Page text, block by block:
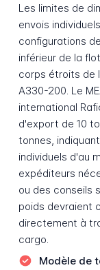
Les limites de
envois
configurations
inférieur de la
corps étroits de
A330-200. Le
international
d'export de 10
tonnes,
individuels d'au
expéditeurs
ou des conseils
poids devraient
directement à
cargo.
Modèle de